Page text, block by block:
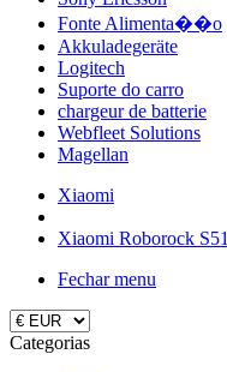
Fonte Alimenta��o
Akkuladegeräte
Logitech
Suporte do carro
chargeur de batterie
Webfleet Solutions
Magellan
Xiaomi
Xiaomi Roborock S51
Fechar menu
Categorias